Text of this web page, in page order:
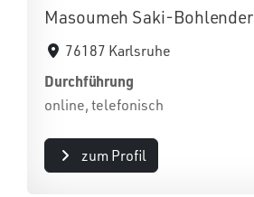
Masoumeh Saki-Bohlender
76187 Karlsruhe
Durchführung
online, telefonisch
zum Profil